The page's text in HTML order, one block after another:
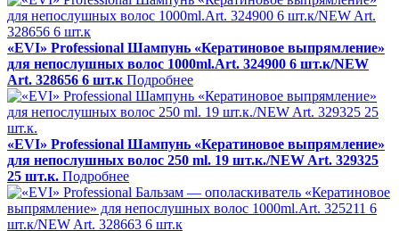
«EVI» Professional Шампунь «Кератиновое выпрямление»
для непослушных волос 1000ml.Art. 324900 6 шт.к/NEW
Art. 328656 6 шт.к Подробнее
«EVI» Professional Шампунь «Кератиновое выпрямление»
для непослушных волос 250 ml. 19 шт.к./NEW Art. 329325
25 шт.к. Подробнее